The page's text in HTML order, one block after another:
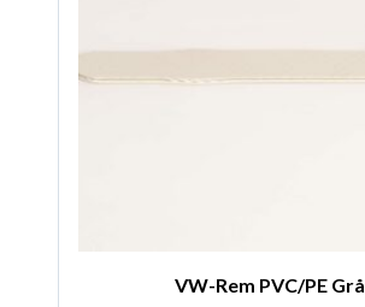
VW-Rem PVC/PE Grå